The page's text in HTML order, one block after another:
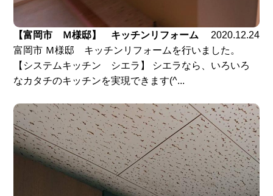
【富岡市 Ｍ様邸】 キッチンリフォーム
2020.12.24
富岡市 Ｍ様邸 キッチンリフォームを行いました。
【システムキッチン シエラ】 シエラなら、いろいろ
なカタチのキッチンを実現できます(^...